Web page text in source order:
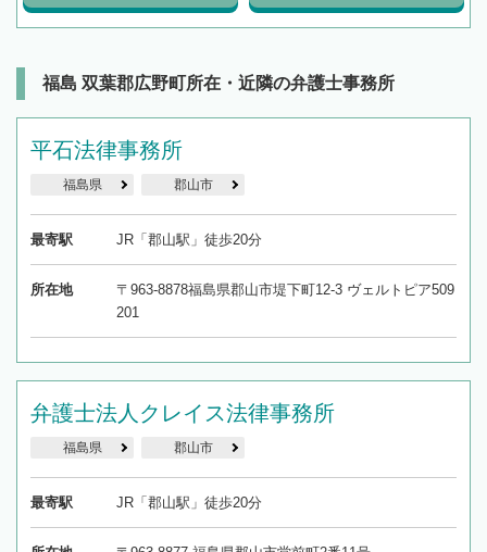
福島 双葉郡広野町所在・近隣の弁護士事務所
平石法律事務所
福島県 郡山市
最寄駅 JR「郡山駅」徒歩20分
所在地
〒963-8878福島県郡山市堤下町12-3 ヴェルトピア509
201
弁護士法人クレイス法律事務所
福島県 郡山市
最寄駅 JR「郡山駅」徒歩20分